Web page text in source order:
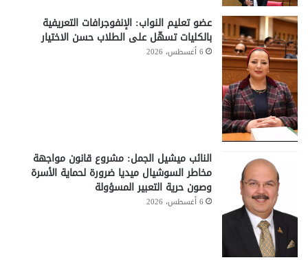
عضو تعليم النواب: الإنفوجرافات التعريفية
بالكليات تسهّل على الطلاب حسن الاختيار
6 أغسطس، 2026
النائب ميشيل الجمل: مشروع قانون مواجهة
مخاطر السوشيال ميديا ضرورة لحماية الأسرة
وصون حرية التعبير المسؤولة
6 أغسطس، 2026